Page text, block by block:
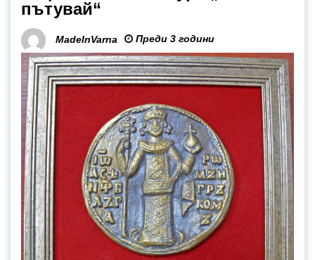
пътувай“
MadeInVarna Преди 3 години